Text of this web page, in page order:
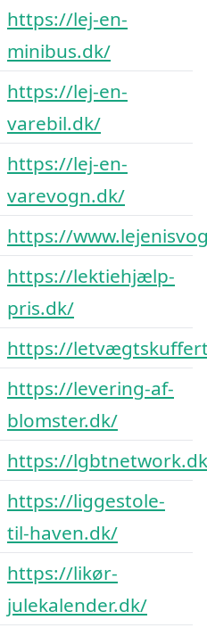
https://lej-en-
minibus.dk/
https://lej-en-
varebil.dk/
https://lej-en-
varevogn.dk/
https://
https://lektiehjælp-
pris.dk/
https://
https://levering-af-
blomster.dk/
https://lgbtnetwork.dk
https://liggestole-
til-haven.dk/
https://likør-
julekalender.dk/